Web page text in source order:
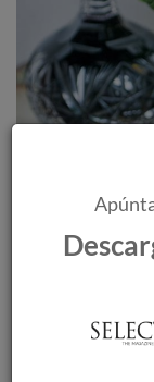
Una receta
presente en gran
innovación llega